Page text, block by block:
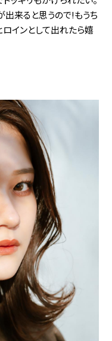
来ると思うので!もうち
ロインとして出れたら嬉